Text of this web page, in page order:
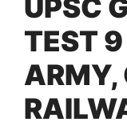
UPSC
TEST 9
ARMY,